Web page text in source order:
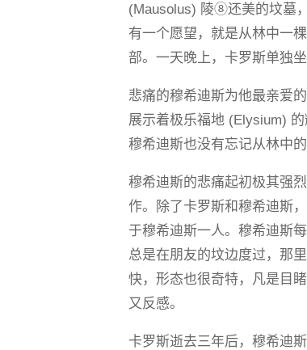
(Mausolus) 陵⑧还美的坟墓
有一个愿望，就是从林中一
部。一天晚上，卡罗斯单独
悲痛的穆希迪斯为他最亲爱
展示着极乐福地 (Elysium)
穆希迪斯也没有忘记从林中
穆希迪斯的悲痛起初极其强
作。除了卡罗斯和穆希迪斯
于穆希迪斯一人。穆希迪斯
总是在朋友的坟边度过，那
快，形态也很奇特，凡是目
又反感。
卡罗斯逝去三年后，穆希迪